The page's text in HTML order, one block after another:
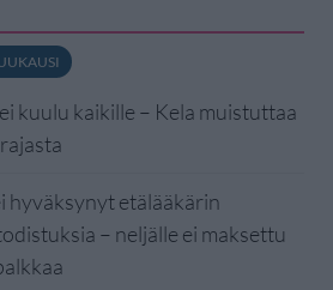
kuulu kaikille – Kela muistuttaa
hyväksynyt etälääkärin
– neljälle ei maksettu